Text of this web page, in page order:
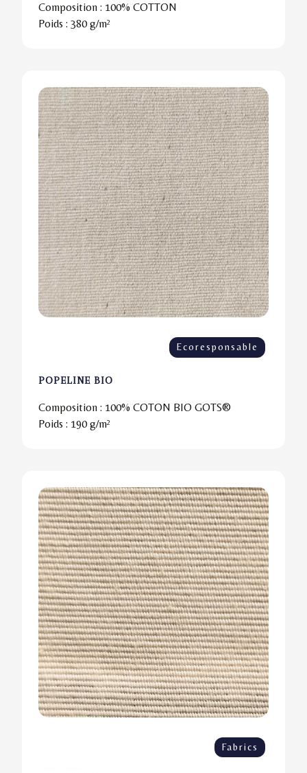
Composition : 100% COTTON
Poids : 380 g/m²
Ecoresponsable
POPELINE BIO
Composition : 100% COTON BIO GOTS®
Poids : 190 g/m²
Fabrics